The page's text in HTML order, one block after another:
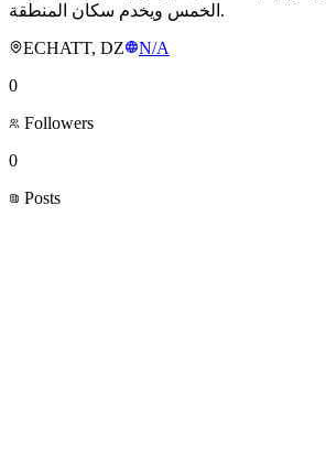
الخمس ويخدم سكان المنطقة.
ECHATT, DZ
N/A
0
Followers
0
Posts